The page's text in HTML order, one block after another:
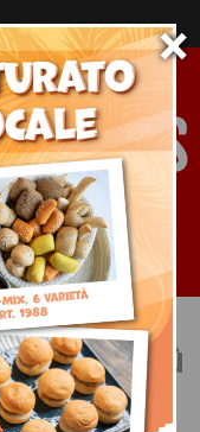
×
Ristopiù